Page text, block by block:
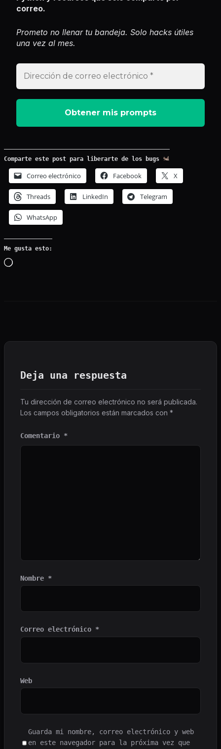
correo.
Prometo no llenar tu bandeja. Solo hacks útiles
una vez al mes.
Comparte este post para liberarte de los bugs
Correo electrónico Facebook X
Threads LinkedIn Telegram
WhatsApp
Me gusta esto:
Cargando…
Deja una respuesta
Tu dirección de correo electrónico no será publicada.
Los campos obligatorios están marcados con *
Comentario *
Nombre *
Correo electrónico *
Web
Guarda mi nombre, correo electrónico y web
en este navegador para la próxima vez que